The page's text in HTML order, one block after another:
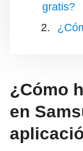
gratis?
¿Cómo
en